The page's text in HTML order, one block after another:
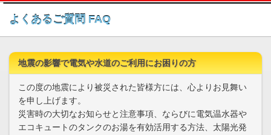
このページの本文へ
よくあるご質問 FAQ
地震の影響で電気や水道のご利用にお困りの方
この度の地震により被災された皆様方には、心よりお見舞い
を申し上げます。
災害時の大切なお知らせと注意事項、ならびに電気温水器や
エコキュートのタンクのお湯を有効活用する方法、太陽光発